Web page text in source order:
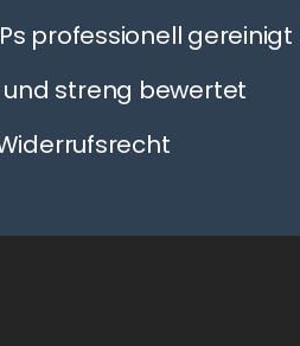
professionell gereinigt
und streng bewertet